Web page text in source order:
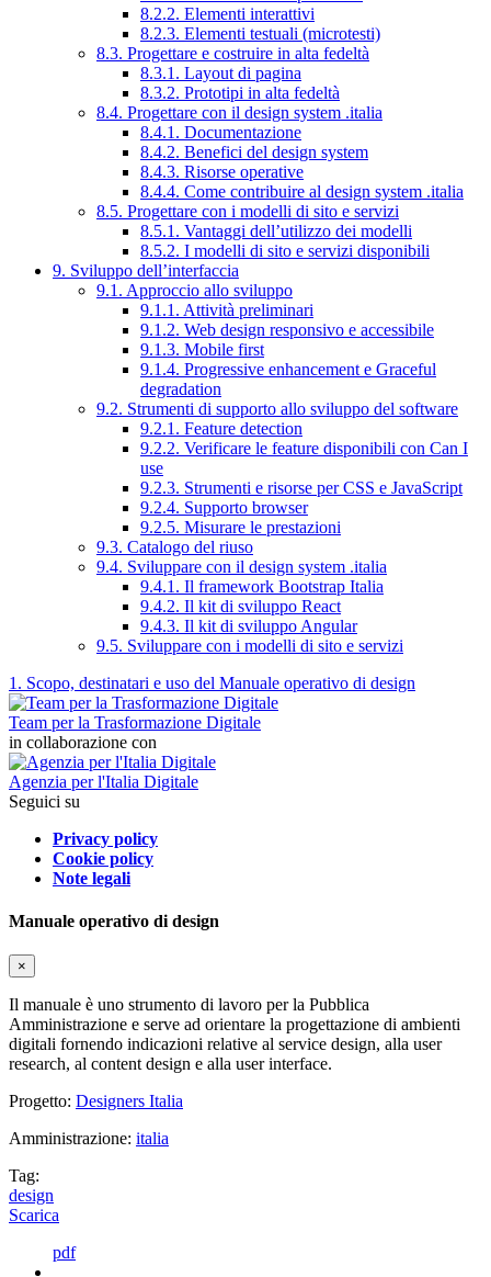
8.2.2. Elementi interattivi
8.2.3. Elementi testuali (microtesti)
8.3. Progettare e costruire in alta fedeltà
8.3.1. Layout di pagina
8.3.2. Prototipi in alta fedeltà
8.4. Progettare con il design system .italia
8.4.1. Documentazione
8.4.2. Benefici del design system
8.4.3. Risorse operative
8.4.4. Come contribuire al design system .italia
8.5. Progettare con i modelli di sito e servizi
8.5.1. Vantaggi dell’utilizzo dei modelli
8.5.2. I modelli di sito e servizi disponibili
9. Sviluppo dell’interfaccia
9.1. Approccio allo sviluppo
9.1.1. Attività preliminari
9.1.2. Web design responsivo e accessibile
9.1.3. Mobile first
9.1.4. Progressive enhancement e Graceful
degradation
9.2. Strumenti di supporto allo sviluppo del software
9.2.1. Feature detection
9.2.2. Verificare le feature disponibili con Can I
use
9.2.3. Strumenti e risorse per CSS e JavaScript
9.2.4. Supporto browser
9.2.5. Misurare le prestazioni
9.3. Catalogo del riuso
9.4. Sviluppare con il design system .italia
9.4.1. Il framework Bootstrap Italia
9.4.2. Il kit di sviluppo React
9.4.3. Il kit di sviluppo Angular
9.5. Sviluppare con i modelli di sito e servizi
1. Scopo, destinatari e uso del Manuale operativo di design
Team per la Trasformazione Digitale
in collaborazione con
Agenzia per l'Italia Digitale
Seguici su
Privacy policy
Cookie policy
Note legali
Manuale operativo di design
×
Il manuale è uno strumento di lavoro per la Pubblica
Amministrazione e serve ad orientare la progettazione di ambienti
digitali fornendo indicazioni relative al service design, alla user
research, al content design e alla user interface.
Progetto: Designers Italia
Amministrazione: italia
Tag:
design
Scarica
pdf